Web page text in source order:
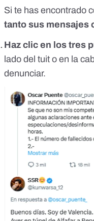
Si te has encontrado
tanto sus mensajes
Haz clic en los tres
lado del tuit o en la
denunciar.